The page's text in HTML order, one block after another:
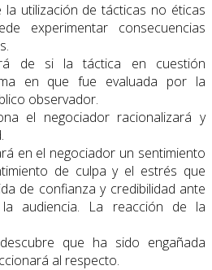
utilización de tácticas no éticas
experimentar consecuencias
de si la táctica en cuestión
en que fue evaluada por la
observador.
el negociador racionalizará y
en el negociador un sentimiento
de culpa y el estrés que
de confianza y credibilidad ante
audiencia. La reacción de la
que ha sido engañada
al respecto.